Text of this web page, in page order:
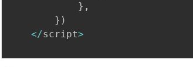
} ,
} )
</script>